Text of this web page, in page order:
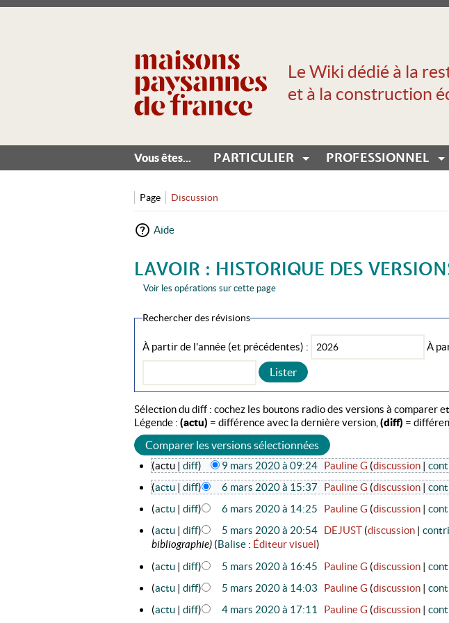
Le Wiki dédié à la
et à la construction
Vous êtes... PARTICULIER PROFESSIONNEL
Page Discussion
Aide
LAVOIR : HISTORIQUE DES
Voir les opérations sur cette page
Rechercher des révisions
À partir de l'année (et précédentes) : À
Sélection du diff : cochez les boutons radio des versions à comparer
Légende : (actu) = différence avec la dernière version, (diff) =
(actu | diff) 9 mars 2020 à 09:24 Pauline G (discussion |
(actu | diff) 6 mars 2020 à 15:37 Pauline G (discussion |
(actu | diff) 6 mars 2020 à 14:25 Pauline G (discussion |
(actu | diff) 5 mars 2020 à 20:54 DEJUST (discussion |
bibliographie) (Balise : Éditeur visuel)
(actu | diff) 5 mars 2020 à 16:45 Pauline G (discussion |
(actu | diff) 5 mars 2020 à 14:03 Pauline G (discussion |
(actu | diff) 4 mars 2020 à 17:11 Pauline G (discussion |